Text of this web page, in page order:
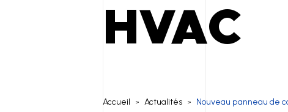
HVAC
Accueil > Actualités > Nouveau panneau de